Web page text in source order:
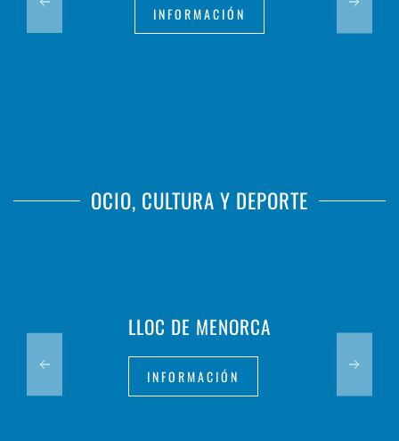
INFORMACIÓN
OCIO, CULTURA Y DEPORTE
LLOC DE MENORCA
INFORMACIÓN